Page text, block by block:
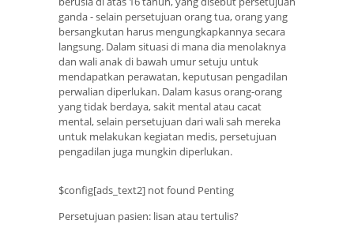
ganda - selain persetujuan orang tua, orang yang
bersangkutan harus mengungkapkannya secara
langsung. Dalam situasi di mana dia menolaknya
dan wali anak di bawah umur setuju untuk
mendapatkan perawatan, keputusan pengadilan
perwalian diperlukan. Dalam kasus orang-orang
yang tidak berdaya, sakit mental atau cacat
mental, selain persetujuan dari wali sah mereka
untuk melakukan kegiatan medis, persetujuan
pengadilan juga mungkin diperlukan.
$config[ads_text2] not found Penting
Persetujuan pasien: lisan atau tertulis?